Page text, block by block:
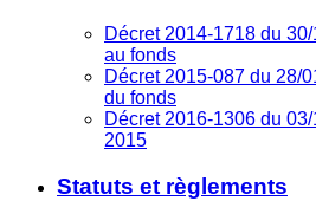
Décret 2014-1718 du
au fonds
Décret 2015-087 du 28/
du fonds
Décret 2016-1306 du
2015
Statuts et règlements